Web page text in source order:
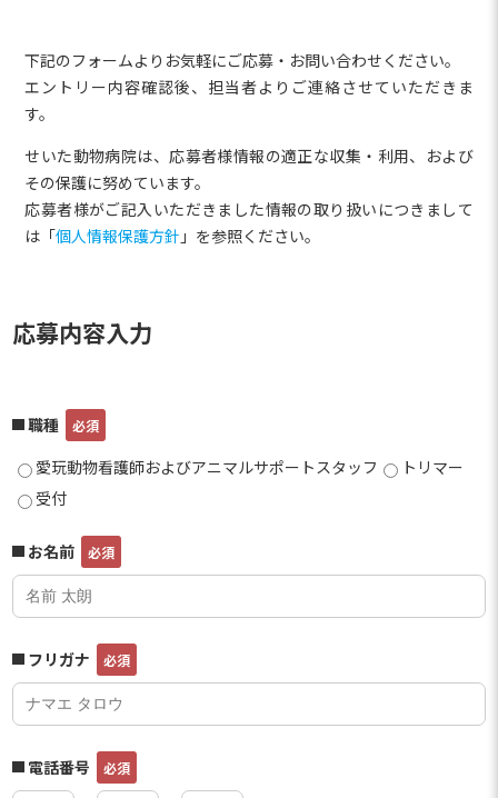
下記のフォームよりお気軽にご応募・お問い合わせください。
エントリー内容確認後、担当者よりご連絡させていただきま
す。
せいた動物病院は、応募者様情報の適正な収集・利用、および
その保護に努めています。
応募者様がご記入いただきました情報の取り扱いにつきまして
は「個人情報保護方針 」を参照ください。
応募内容入力
職種
愛玩動物看護師およびアニマルサポートスタッフ
トリマー
受付
お名前
フリガナ
電話番号